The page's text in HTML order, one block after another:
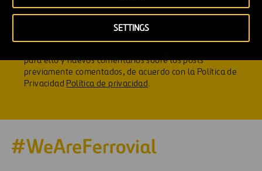
SETTINGS
guardar mis lecturas y continuar en otro momento;
publicar comentarios, junto con los datos que pueda
para ello y nuevos comentarios sobre los posts
previamente comentados, de acuerdo con la Política de
Privacidad Política de privacidad.